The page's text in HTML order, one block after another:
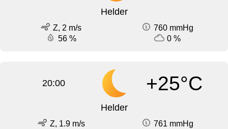
Helder
Z, 2 m/s
760 mmHg
56 %
0 %
20:00 +25°C
Helder
Z, 1.9 m/s
761 mmHg